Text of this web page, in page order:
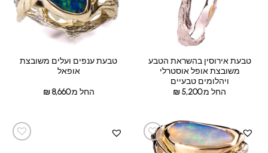
טבעת אירוסין בהשראת הטבע
משובצת אופל אוסטרלי
ויהלומים טבעיים
החל מ:
₪5,200
טבעת ענפים ועלים משובצת
אופאל
החל מ: ₪8,660